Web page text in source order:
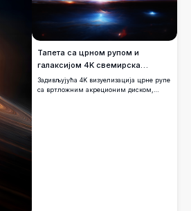
Тапета са црном рупом и
галаксијом 4K свемирска
уметност
Задивљујућа 4K визуелизација црне рупе
са вртложним акреционим диском,